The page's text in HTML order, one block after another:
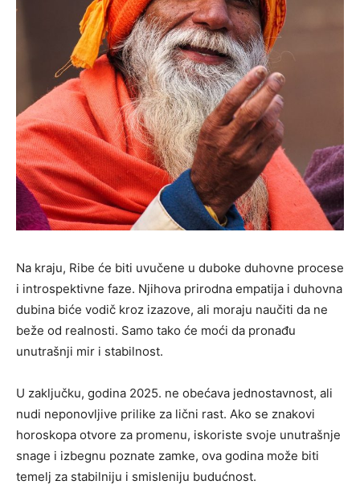
Na kraju, Ribe će biti uvučene u duboke duhovne procese
i introspektivne faze. Njihova prirodna empatija i duhovna
dubina biće vodič kroz izazove, ali moraju naučiti da ne
beže od realnosti. Samo tako će moći da pronađu
unutrašnji mir i stabilnost.
U zaključku, godina 2025. ne obećava jednostavnost, ali
nudi neponovljive prilike za lični rast. Ako se znakovi
horoskopa otvore za promenu, iskoriste svoje unutrašnje
snage i izbegnu poznate zamke, ova godina može biti
temelj za stabilniju i smisleniju budućnost.